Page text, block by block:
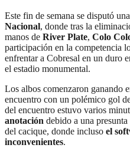
Este fin de semana se disputó
Nacional, donde tras la
manos de River Plate, Colo
participación en la competencia
enfrentar a Cobresal en un duro
el estadio monumental.
Los albos comenzaron ganando
encuentro con un polémico gol
del encuentro estuvo varios
anotación debido a una
del cacique, donde incluso el
inconvenientes.